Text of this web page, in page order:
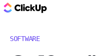
SOFTWARE